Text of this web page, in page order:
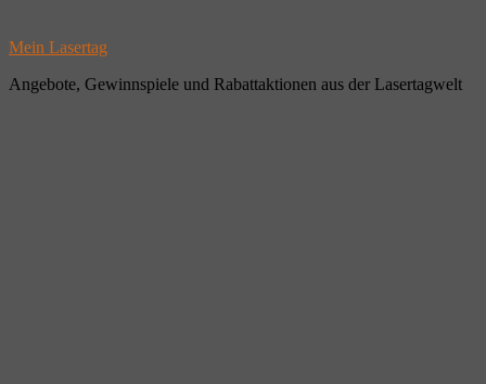
Mein Lasertag
Angebote, Gewinnspiele und Rabattaktionen aus der Lasertagwelt